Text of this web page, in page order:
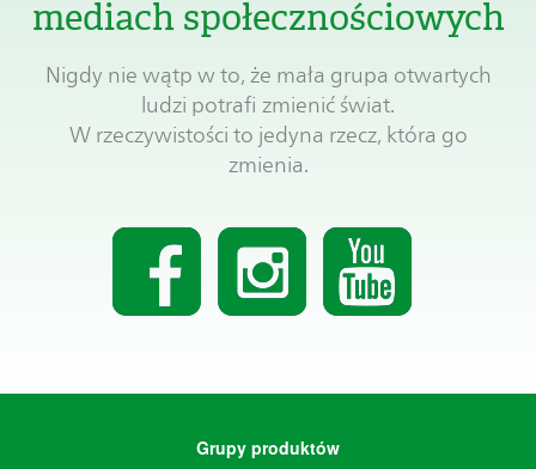
mediach społecznościowych
Nigdy nie wątp w to, że mała grupa otwartych
ludzi potrafi zmienić świat.
W rzeczywistości to jedyna rzecz, która go
zmienia.
Grupy produktów